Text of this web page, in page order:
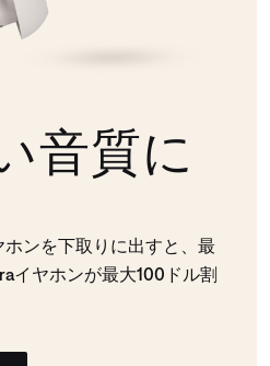
音質に
ホンを下取りに出すと、最
イヤホンが最大100ドル割